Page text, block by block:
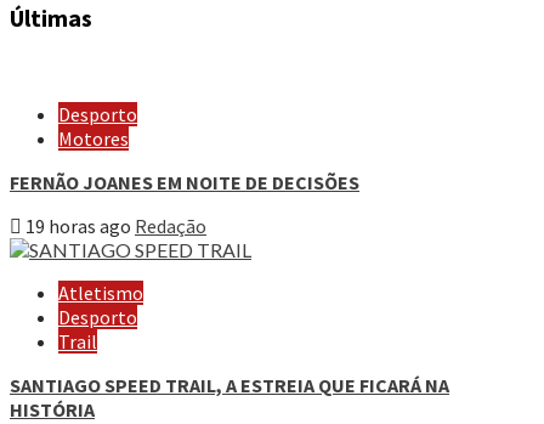
Últimas
Desporto
Motores
FERNÃO JOANES EM NOITE DE DECISÕES
19 horas ago Redação
Atletismo
Desporto
Trail
SANTIAGO SPEED TRAIL, A ESTREIA QUE FICARÁ NA
HISTÓRIA